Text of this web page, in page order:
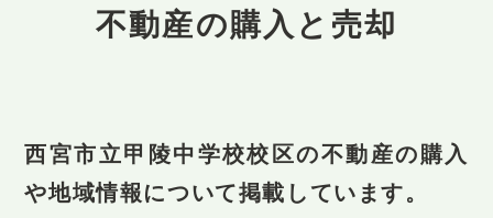
不動産の購入と売却
西宮市立甲陵中学校校区の不動産の購入
や地域情報について掲載しています。